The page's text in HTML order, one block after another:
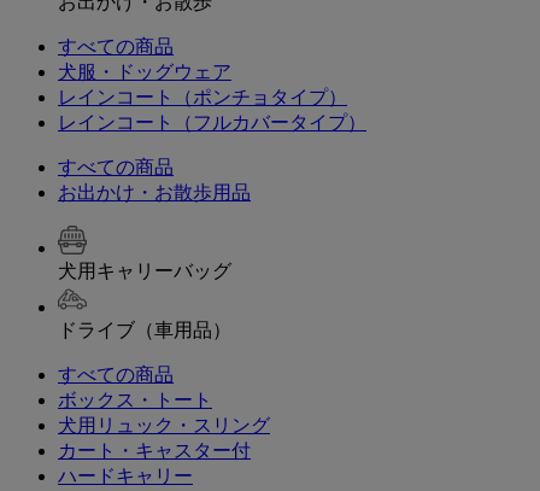
すべての商品
犬服・ドッグウェア
レインコート（ポンチョタイプ）
レインコート（フルカバータイプ）
すべての商品
お出かけ・お散歩用品
犬用キャリーバッグ
ドライブ（車用品）
すべての商品
ボックス・トート
犬用リュック・スリング
カート・キャスター付
ハードキャリー